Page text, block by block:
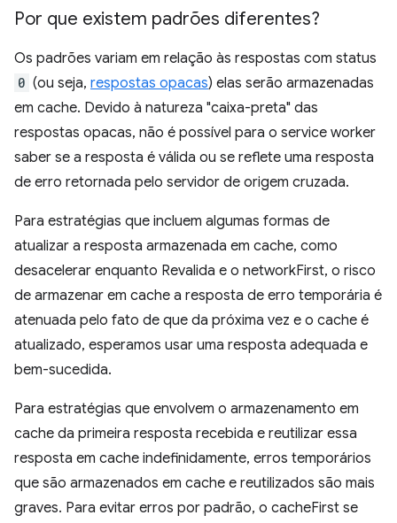
Por que existem padrões diferentes?
Os padrões variam em relação às respostas com status
0 (ou seja, respostas opacas) elas serão armazenadas
em cache. Devido à natureza "caixa-preta" das
respostas opacas, não é possível para o service worker
saber se a resposta é válida ou se reflete uma resposta
de erro retornada pelo servidor de origem cruzada.
Para estratégias que incluem algumas formas de
atualizar a resposta armazenada em cache, como
desacelerar enquanto Revalida e o networkFirst, o risco
de armazenar em cache a resposta de erro temporária é
atenuada pelo fato de que da próxima vez e o cache é
atualizado, esperamos usar uma resposta adequada e
bem-sucedida.
Para estratégias que envolvem o armazenamento em
cache da primeira resposta recebida e reutilizar essa
resposta em cache indefinidamente, erros temporários
que são armazenados em cache e reutilizados são mais
graves. Para evitar erros por padrão, o cacheFirst se